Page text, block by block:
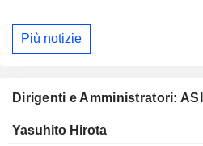
Più notizie
Dirigenti e Amministratori:
Manager Titolo
Yasuhito Hirota